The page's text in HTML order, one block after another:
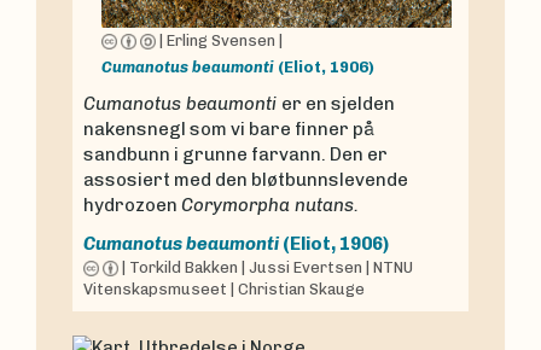
Erling Svensen
Cumanotus beaumonti (Eliot, 1906)
Cumanotus beaumonti er en sjelden
nakensnegl som vi bare finner på
sandbunn i grunne farvann. Den er
assosiert med den bløtbunnslevende
hydrozoen Corymorpha nutans.
Cumanotus beaumonti (Eliot, 1906)
| Torkild Bakken | Jussi Evertsen | NTNU
Vitenskapsmuseet | Christian Skauge